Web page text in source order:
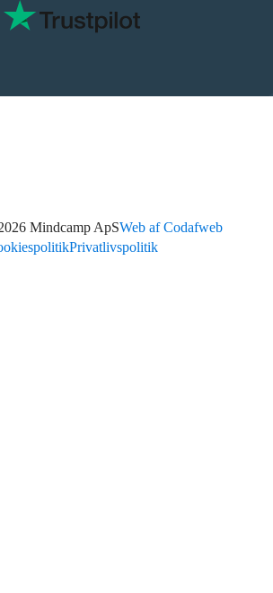
Mindcamp ApSWeb af Codafweb
Privatlivspolitik